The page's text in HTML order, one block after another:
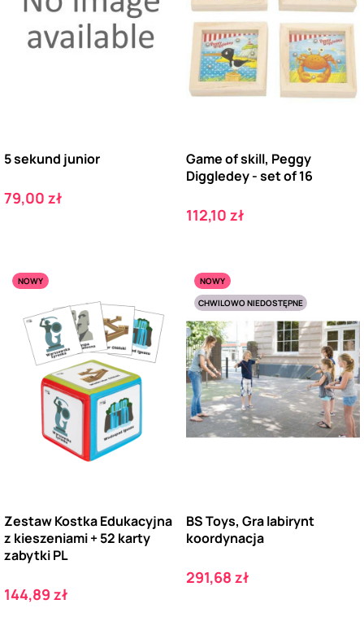
5 sekund junior
Cena
79,00 zł
Game of skill, Peggy
Diggledey - set of 16
Cena
112,10 zł
NOWY
Zestaw Kostka Edukacyjna
z kieszeniami + 52 karty
zabytki PL
Cena
144,89 zł
NOWY
CHWILOWO NIEDOSTĘPNE
BS Toys, Gra labirynt
koordynacja
Cena
291,68 zł